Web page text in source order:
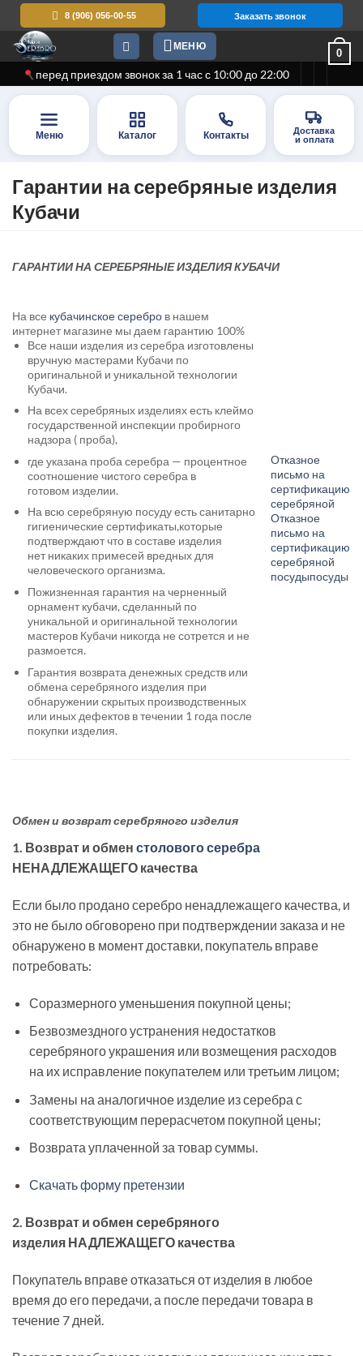
Skip
content
8 (906) 056-00-55 Заказать звонок
МЕНЮ
0
перед приездом звонок за 1 час с 10:00 до 22:00
Меню Каталог Контакты
Доставка
и оплата
Гарантии на серебряные изделия
Кубачи
ГАРАНТИИ НА СЕРЕБРЯНЫЕ ИЗДЕЛИЯ КУБАЧИ
На все кубачинское серебро в нашем
интернет магазине мы даем гарантию 100%
Все наши изделия из серебра изготовлены
вручную мастерами Кубачи по
оригинальной и уникальной технологии
Кубачи.
На всех серебряных изделиях есть клеймо
государственной инспекции пробирного
надзора ( проба),
где указана проба серебра — процентное
соотношение чистого серебра в
готовом изделии.
На всю серебряную посуду есть санитарно
гигиенические сертификаты,которые
подтверждают что в составе изделия
нет никаких примесей вредных для
человеческого организма.
Пожизненная гарантия на черненный
орнамент кубачи, сделанный по
уникальной и оригинальной технологии
мастеров Кубачи никогда не сотрется и не
размоется.
Гарантия возврата денежных средств или
обмена серебряного изделия при
обнаружении скрытых производственных
или иных дефектов в течении 1 года после
покупки изделия.
Отказное
письмо на
сертификацию
серебряной
Отказное
письмо на
сертификацию
серебряной
посудыпосуды
Обмен и возврат серебряного изделия
1. Возврат и обмен столового серебра
НЕНАДЛЕЖАЩЕГО качества
Если было продано серебро ненадлежащего качества, и
это не было обговорено при подтверждении заказа и не
обнаружено в момент доставки, покупатель вправе
потребовать:
Соразмерного уменьшения покупной цены;
Безвозмездного устранения недостатков
серебряного украшения или возмещения расходов
на их исправление покупателем или третьим лицом;
Замены на аналогичное изделие из серебра с
соответствующим перерасчетом покупной цены;
Возврата уплаченной за товар суммы.
Скачать форму претензии
2. Возврат и обмен серебряного
изделия НАДЛЕЖАЩЕГО качества
Покупатель вправе отказаться от изделия в любое
время до его передачи, а после передачи товара в
течение 7 дней.